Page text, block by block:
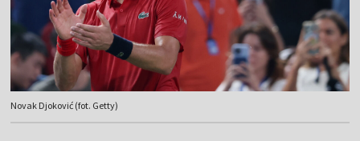
Novak Djoković (fot. Getty)